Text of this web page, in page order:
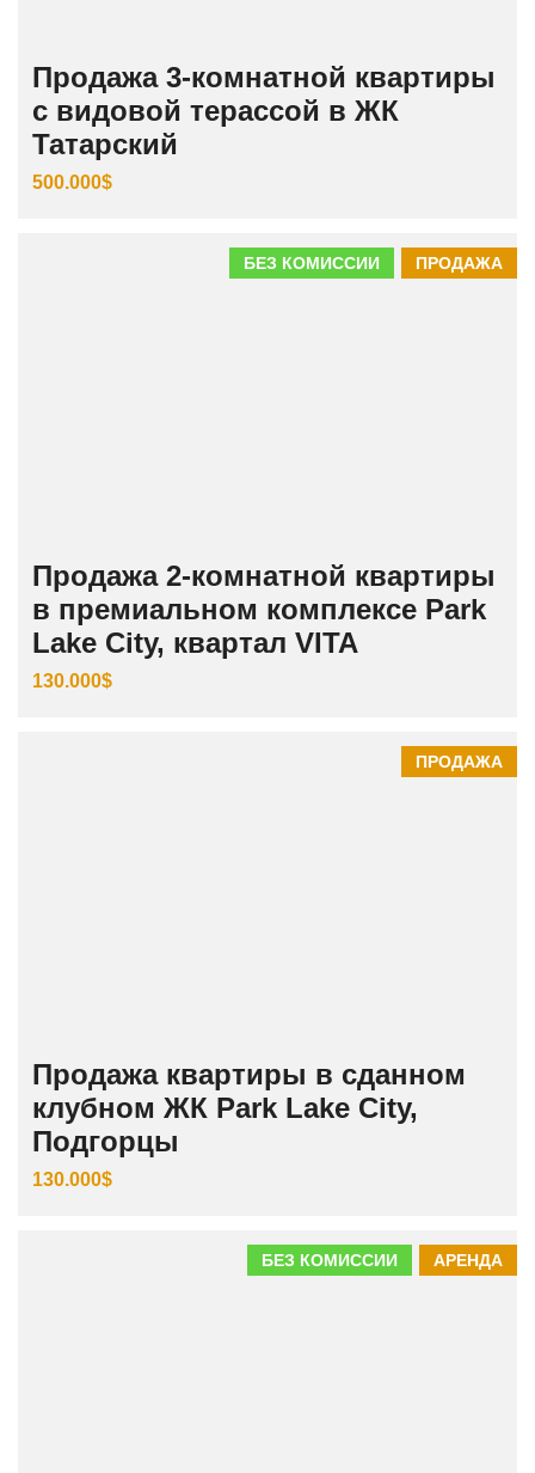
Продажа 3‑комнатной квартиры
с видовой терассой в ЖК
Татарский
500.000$
ПРОДАЖА
БЕЗ КОМИССИИ
Продажа 2-комнатной квартиры
в премиальном комплексе Park
Lake City, квартал VITA
130.000$
ПРОДАЖА
Продажа квартиры в сданном
клубном ЖК Park Lake City,
Подгорцы
130.000$
АРЕНДА
БЕЗ КОМИССИИ